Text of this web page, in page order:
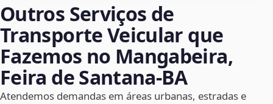
Outros Serviços de
Transporte Veicular que
Fazemos no Mangabeira,
Feira de Santana‑BA
Atendemos demandas em áreas urbanas, estradas e